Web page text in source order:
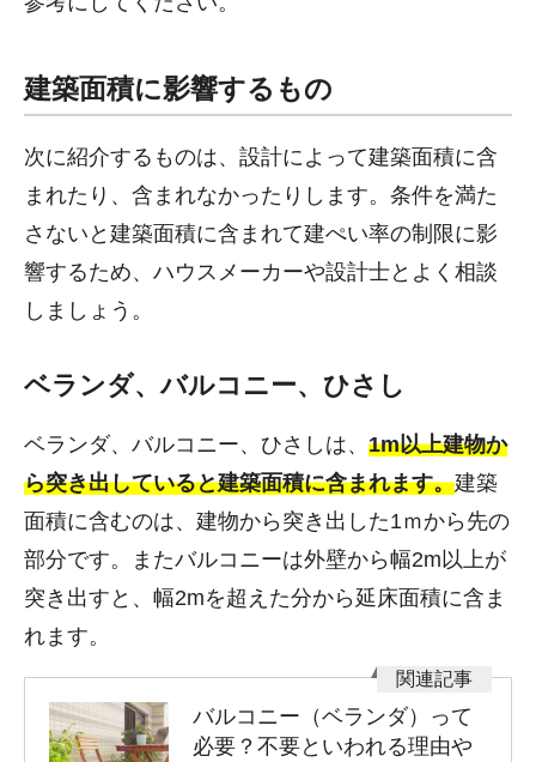
建築面積に影響するもの
次に紹介するものは、設計によって建築面積に含
まれたり、含まれなかったりします。条件を満た
さないと建築面積に含まれて建ぺい率の制限に影
響するため、ハウスメーカーや設計士とよく相談
しましょう。
ベランダ、バルコニー、ひさし
ベランダ、バルコニー、ひさしは、 1m以上建物か
ら突き出していると建築面積に含まれます。建築
面積に含むのは、建物から突き出した1ｍから先の
部分です。またバルコニーは外壁から幅2m以上が
突き出すと、幅2mを超えた分から延床面積に含ま
れます。
バルコニー（ベランダ）って
必要？不要といわれる理由や